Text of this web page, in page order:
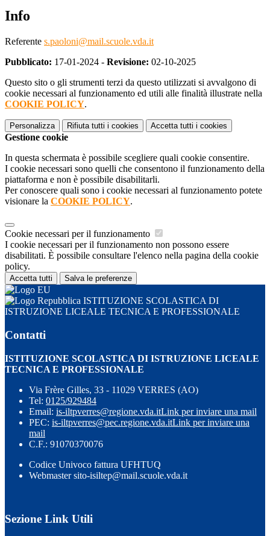
Info
Referente s.paoloni@mail.scuole.vda.it
Pubblicato: 17-01-2024 - Revisione: 02-10-2025
Questo sito o gli strumenti terzi da questo utilizzati si avvalgono di
cookie necessari al funzionamento ed utili alle finalità illustrate nella
COOKIE POLICY.
Personalizza Rifiuta tutti i cookies Accetta tutti i cookies
Gestione cookie
In questa schermata è possibile scegliere quali cookie consentire.
I cookie necessari sono quelli che consentono il funzionamento della
piattaforma e non è possibile disabilitarli.
Per conoscere quali sono i cookie necessari al funzionamento potete
visionare la COOKIE POLICY.
Cookie necessari per il funzionamento
I cookie necessari per il funzionamento non possono essere
disabilitati. È possibile consultare l'elenco nella pagina della cookie
policy.
Accetta tutti Salva le preferenze
ISTITUZIONE SCOLASTICA DI
ISTRUZIONE LICEALE TECNICA E PROFESSIONALE
Contatti
ISTITUZIONE SCOLASTICA DI ISTRUZIONE LICEALE
TECNICA E PROFESSIONALE
Via Frère Gilles, 33 - 11029 VERRES (AO)
Tel: 0125/929484
Email: is-iltpverres@regione.vda.itLink per inviare una mail
PEC: is-iltpverres@pec.regione.vda.itLink per inviare una
mail
C.F.: 91070370076
Codice Univoco fattura UFHTUQ
Webmaster sito-isiltep@mail.scuole.vda.it
Sezione Link Utili